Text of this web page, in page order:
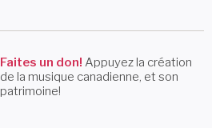
Faites un don! Appuyez la création
de la musique canadienne, et son
patrimoine!